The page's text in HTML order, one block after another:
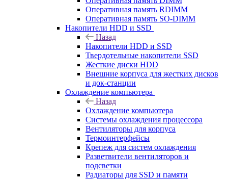
Оперативная память RDIMM
Оперативная память SO-DIMM
Накопители HDD и SSD
Назад
Накопители HDD и SSD
Твердотельные накопители SSD
Жесткие диски HDD
Внешние корпуса для жестких дисков
и док-станции
Охлаждение компьютера
Назад
Охлаждение компьютера
Системы охлаждения процессора
Вентиляторы для корпуса
Термоинтерфейсы
Крепеж для систем охлаждения
Разветвители вентиляторов и
подсветки
Радиаторы для SSD и памяти